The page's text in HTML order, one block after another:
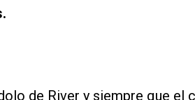
de River y siempre que el